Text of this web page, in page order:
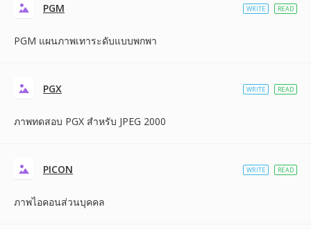
PGM
PGM แผนภาพเทาระดับแบบพกพา
WRITE READ
PGX
ภาพทดสอบ PGX สำหรับ JPEG 2000
WRITE READ
PICON
ภาพไอคอนส่วนบุคคล
WRITE READ